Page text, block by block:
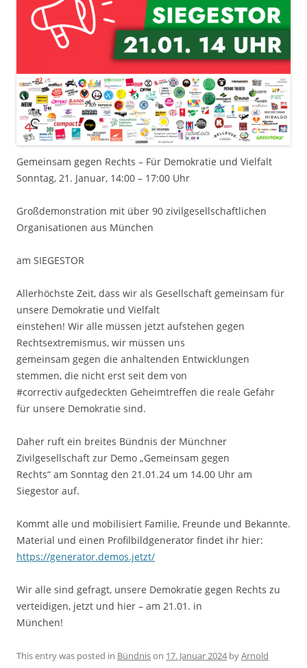
Gemeinsam gegen Rechts – Für Demokratie und Vielfalt
Sonntag, 21. Januar, 14:00 – 17:00 Uhr
Großdemonstration mit über 90 zivilgesellschaftlichen
Organisationen aus München
am SIEGESTOR
Allerhöchste Zeit, dass wir als Gesellschaft gemeinsam für
unsere Demokratie und Vielfalt
einstehen! Wir alle müssen jetzt aufstehen gegen
Rechtsextremismus, wir müssen uns
gemeinsam gegen die anhaltenden Entwicklungen
stemmen, die nicht erst seit dem von
#correctiv aufgedeckten Geheimtreffen die reale Gefahr
für unsere Demokratie sind.
Daher ruft ein breites Bündnis der Münchner
Zivilgesellschaft zur Demo „Gemeinsam gegen
Rechts“ am Sonntag den 21.01.24 um 14.00 Uhr am
Siegestor auf.
Kommt alle und mobilisiert Familie, Freunde und Bekannte.
Material und einen Profilbildgenerator findet ihr hier:
https://generator.demos.jetzt/
Wir alle sind gefragt, unsere Demokratie gegen Rechts zu
verteidigen, jetzt und hier – am 21.01. in
München!
This entry was posted in Bündnison 17. Januar 2024 byArnold